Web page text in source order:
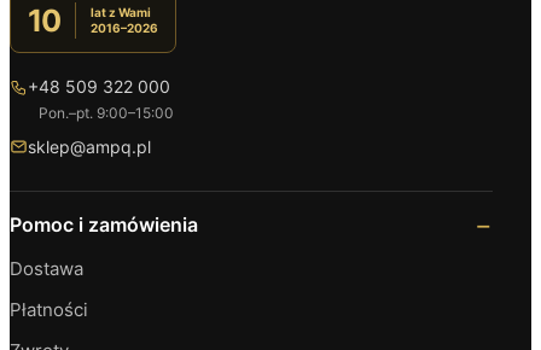
10
lat z Wami
2016–2026
+48 509 322 000
Pon.–pt. 9:00–15:00
sklep@ampq.pl
Pomoc i zamówienia
Dostawa
Płatności